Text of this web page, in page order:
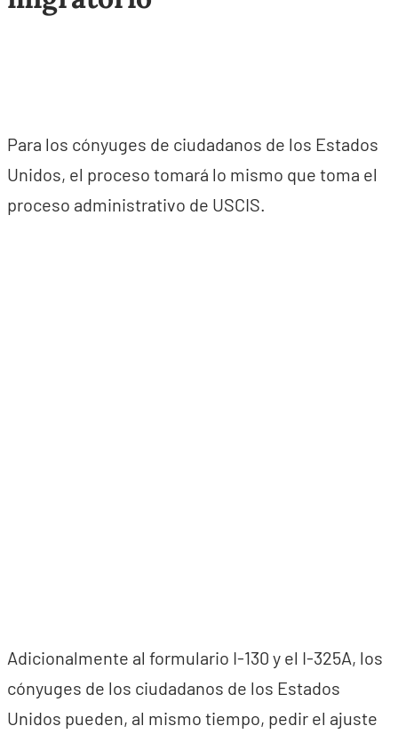
Para los cónyuges de ciudadanos de los Estados
Unidos, el proceso tomará lo mismo que toma el
proceso administrativo de USCIS.
Adicionalmente al formulario I-130 y el I-325A, los
cónyuges de los ciudadanos de los Estados
Unidos pueden, al mismo tiempo, pedir el ajuste